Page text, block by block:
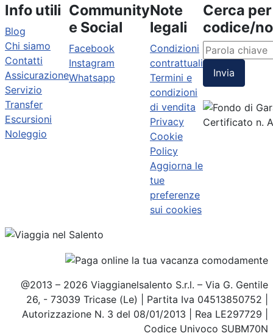
Info utili
Blog
Chi siamo
Contatti
Assicurazione
Servizio
Transfer
Escursioni
Noleggio
Community
e Social
Facebook
Instagram
Whatsapp
Note
legali
Condizioni
contrattuali
Termini e
condizioni
di vendita
Privacy
Cookie
Policy
Aggiorna le
tue
preferenze
sui cookies
Cerca per
codice/
Invia
Certificato n.
@2013 – 2026 Viaggianelsalento S.r.l. – Via G. Gentile
26, - 73039 Tricase (Le) | Partita Iva 04513850752 |
Autorizzazione N. 3 del 08/01/2013 | Rea LE297729 |
Codice Univoco SUBM70N